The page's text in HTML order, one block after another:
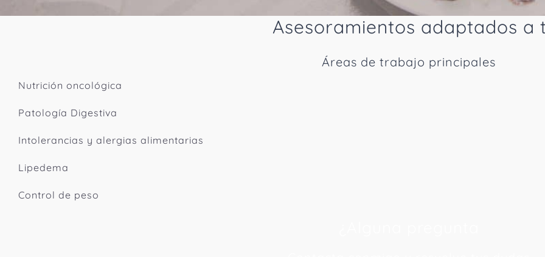
Asesoramientos adaptados a
Áreas de trabajo principales
Nutrición oncológica
Patología Digestiva
Intolerancias y alergias alimentarias
Lipedema
Control de peso